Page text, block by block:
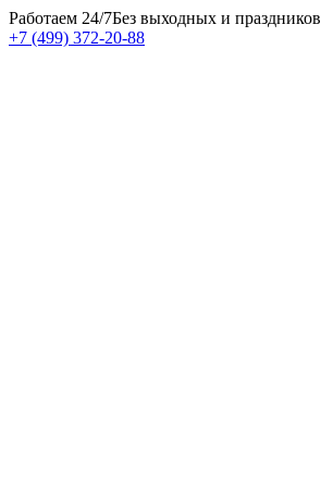
Работаем 24/7Без выходных и праздников
+7 (499) 372-20-88